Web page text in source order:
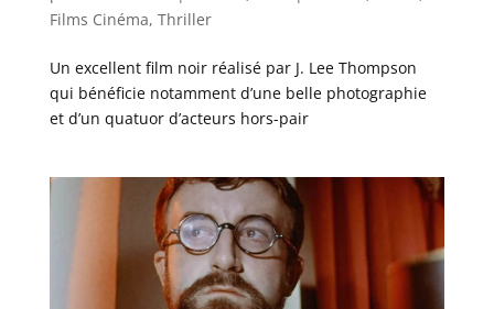
Films Cinéma, Thriller
Un excellent film noir réalisé par J. Lee Thompson
qui bénéficie notamment d’une belle photographie
et d’un quatuor d’acteurs hors-pair